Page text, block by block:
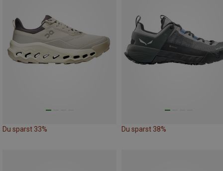
Du sparst 33% Du sparst 38%